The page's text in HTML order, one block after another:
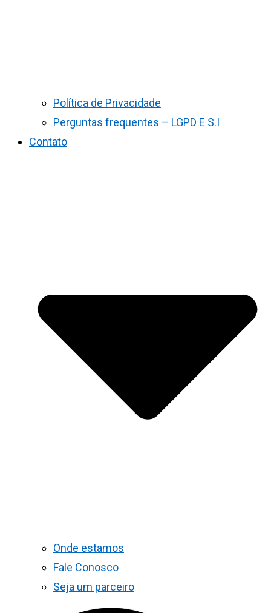
Política de Privacidade
Perguntas frequentes – LGPD E S.I
Contato
Onde estamos
Fale Conosco
Seja um parceiro